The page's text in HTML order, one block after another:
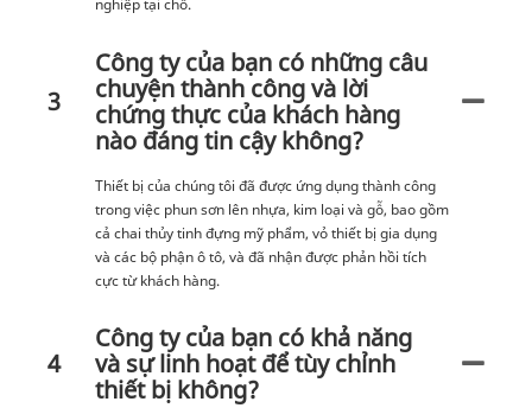
nghiệp tại chỗ.
3
Công ty của bạn có những câu
chuyện thành công và lời
chứng thực của khách hàng
nào đáng tin cậy không?
Thiết bị của chúng tôi đã được ứng dụng thành công
trong việc phun sơn lên nhựa, kim loại và gỗ, bao gồm
cả chai thủy tinh đựng mỹ phẩm, vỏ thiết bị gia dụng
và các bộ phận ô tô, và đã nhận được phản hồi tích
cực từ khách hàng.
4
Công ty của bạn có khả năng
và sự linh hoạt để tùy chỉnh
thiết bị không?